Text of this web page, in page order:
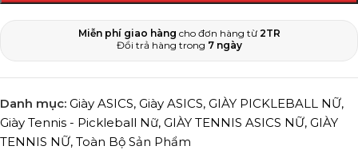
Miễn phí giao hàng cho đơn hàng từ 2TR
Đổi trả hàng trong 7 ngày
Danh mục: Giày ASICS, Giày ASICS, GIÀY PICKLEBALL NỮ,
Giày Tennis - Pickleball Nữ, GIÀY TENNIS ASICS NỮ, GIÀY
TENNIS NỮ, Toàn Bộ Sản Phẩm